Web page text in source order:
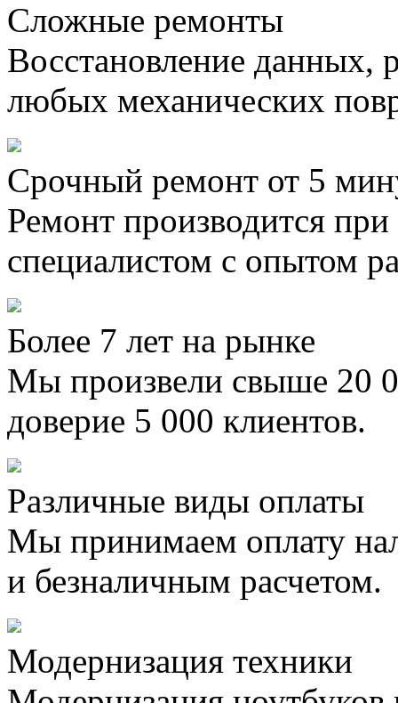
Сложные ремонты
Восстановление данных,
любых механических
Срочный ремонт от 5
Ремонт производится
специалистом с опытом
Более 7 лет на рынке
Мы произвели свыше 20
доверие 5 000 клиентов.
Различные виды оплаты
Мы принимаем оплату
и безналичным расчетом.
Модернизация техники